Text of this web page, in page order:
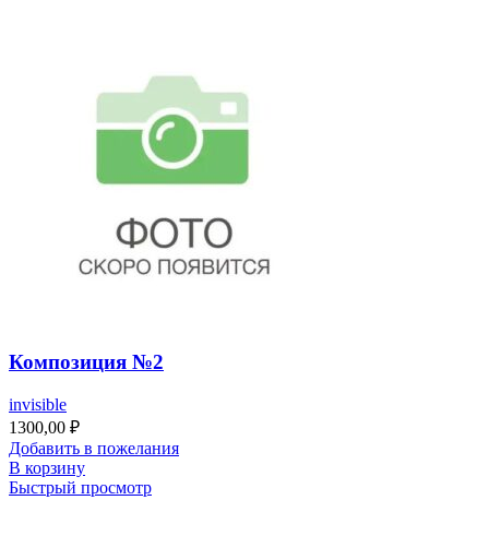
Композиция №2
invisible
1300,00 ₽
Добавить в пожелания
В корзину
Быстрый просмотр